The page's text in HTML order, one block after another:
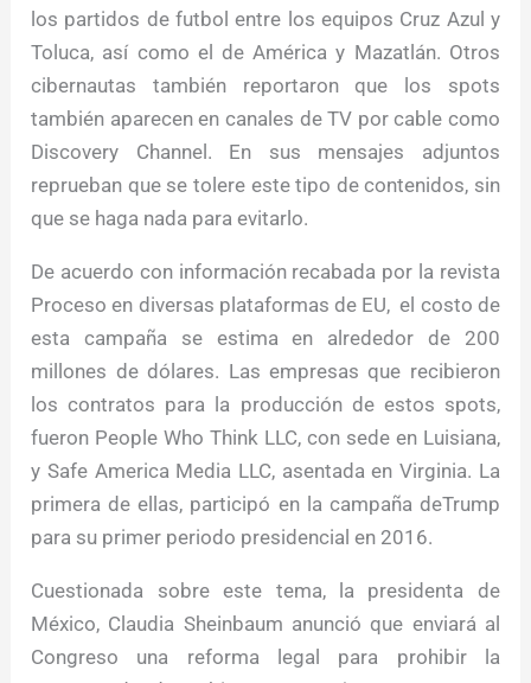
los partidos de futbol entre los equipos Cruz Azul y
Toluca, así como el de América y Mazatlán. Otros
cibernautas también reportaron que los spots
también aparecen en canales de TV por cable como
Discovery Channel. En sus mensajes adjuntos
reprueban que se tolere este tipo de contenidos, sin
que se haga nada para evitarlo.
De acuerdo con información recabada por la revista
Proceso en diversas plataformas de EU, el costo de
esta campaña se estima en alrededor de 200
millones de dólares. Las empresas que recibieron
los contratos para la producción de estos spots,
fueron People Who Think LLC, con sede en Luisiana,
y Safe America Media LLC, asentada en Virginia. La
primera de ellas, participó en la campaña deTrump
para su primer periodo presidencial en 2016.
Cuestionada sobre este tema, la presidenta de
México, Claudia Sheinbaum anunció que enviará al
Congreso una reforma legal para prohibir la